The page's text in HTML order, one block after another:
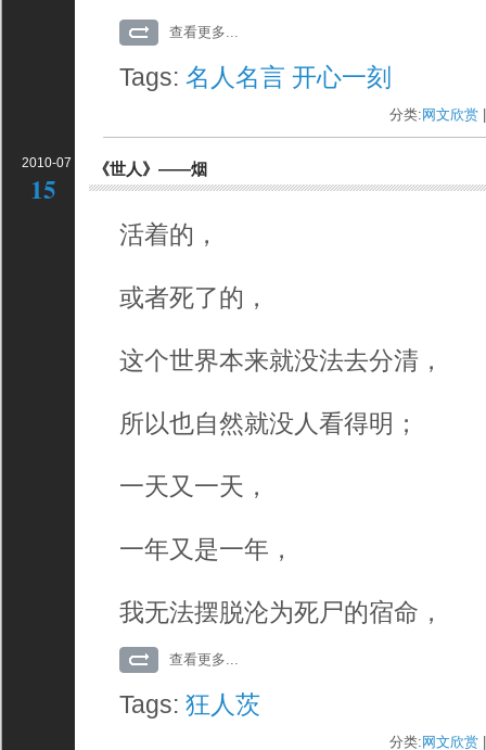
查看更多...
Tags:名人名言 开心一刻
分类: 网文欣赏
2010-07
15
《世人》——烟
活着的，
或者死了的，
这个世界本来就没法去分清，
所以也自然就没人看得明；
一天又一天，
一年又是一年，
我无法摆脱沦为死尸的宿命，
查看更多...
Tags:狂人茨
分类: 网文欣赏